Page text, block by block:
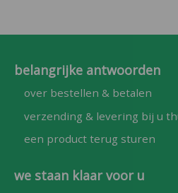
belangrijke antwoorden
over bestellen & betalen
verzending & levering bij u
een product terug sturen
we staan klaar voor u